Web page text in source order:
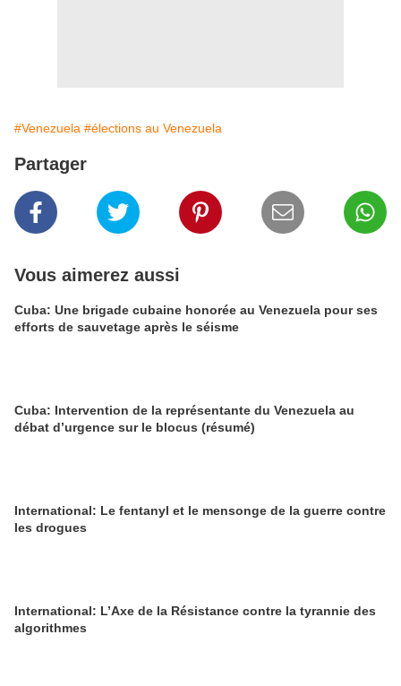
#Venezuela #élections au Venezuela
Partager
Vous aimerez aussi
Cuba: Une brigade cubaine honorée au Venezuela pour ses
efforts de sauvetage après le séisme
Cuba: Intervention de la représentante du Venezuela au
débat d’urgence sur le blocus (résumé)
International: Le fentanyl et le mensonge de la guerre contre
les drogues
International: L’Axe de la Résistance contre la tyrannie des
algorithmes